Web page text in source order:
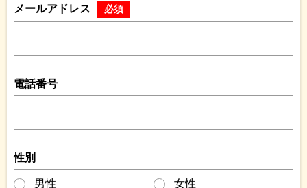
メールアドレス 必須
電話番号
性別
男性 女性